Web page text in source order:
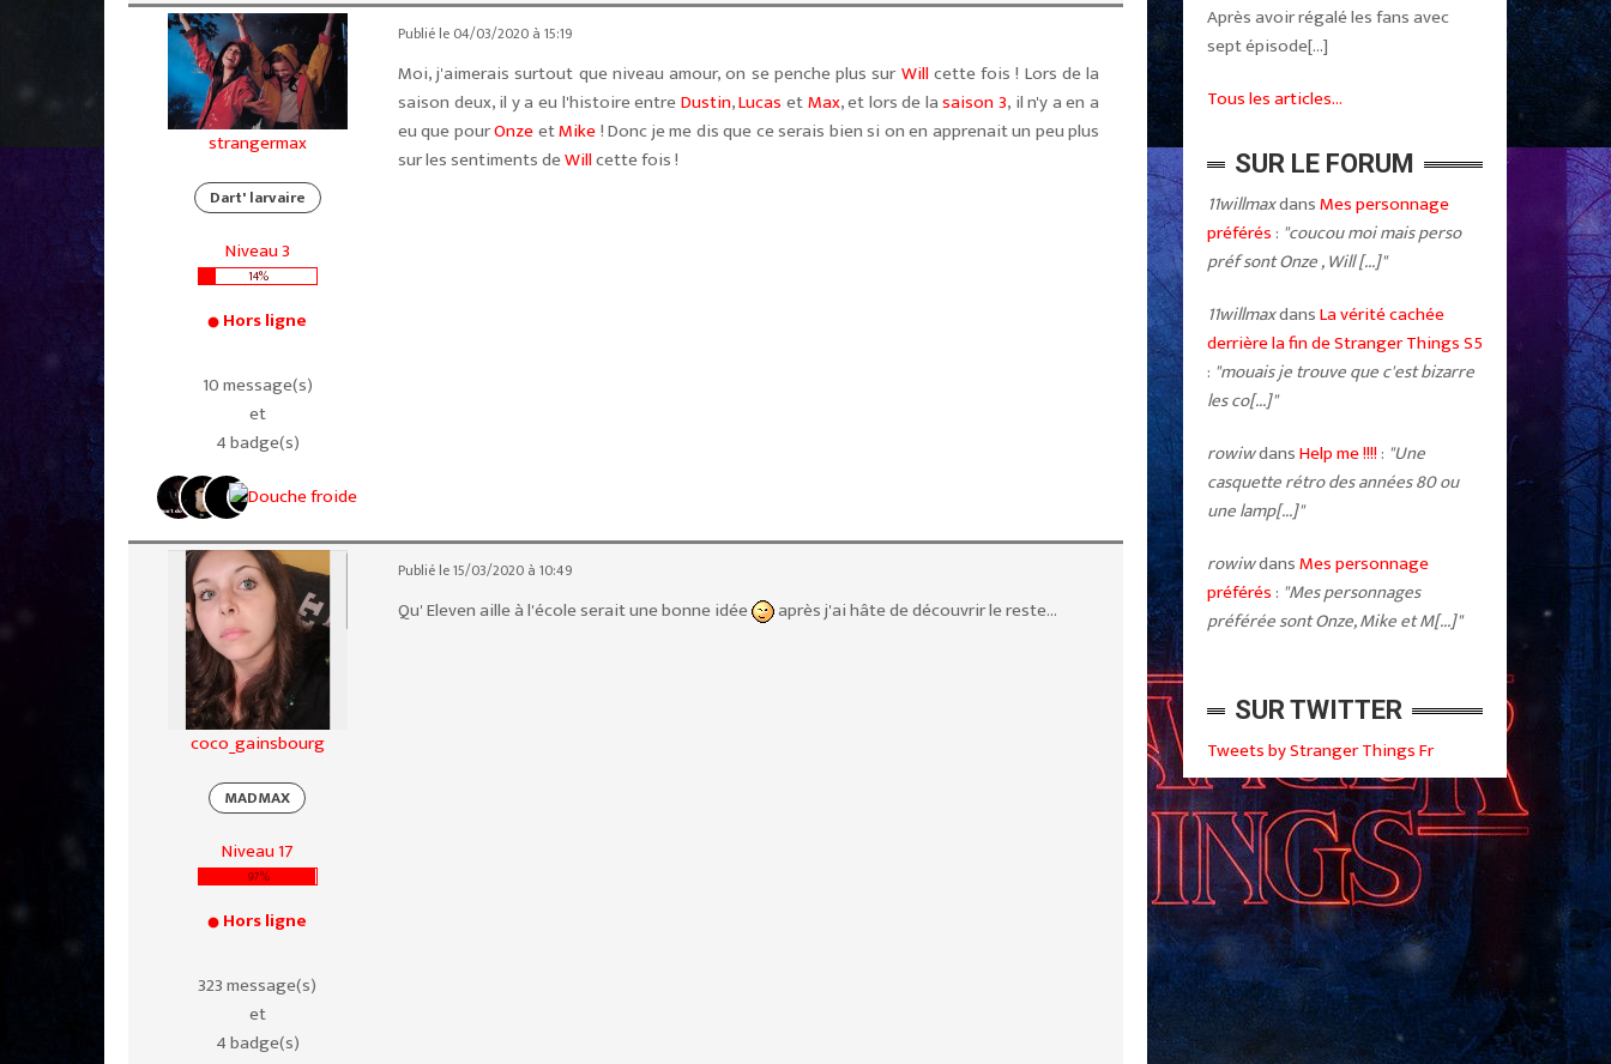
strangermax
Dart' larvaire
Niveau 3
14%
Hors ligne
10 message(s)
et
4 badge(s)
Publié le 04/03/2020 à 15:19
Moi, j'aimerais surtout que niveau amour, on se penche plus surWillcette fois ! Lors de la
saison deux, il y a eu l'histoire entreDustin,Lucas etMax, et lors de lasaison 3, il n'y a en a
eu que pourOnzeetMike! Donc je me dis que ce serais bien si on en apprenait un peu plus
sur les sentiments deWillcette fois !
coco_gainsbourg
MADMAX
Niveau 17
97%
Hors ligne
323 message(s)
et
4 badge(s)
Publié le 15/03/2020 à 10:49
Qu' Eleven aille à l'école serait une bonne idée après j'ai hâte de découvrir le reste...
Après avoir régalé les fans avec
sept épisode[...]
Tous les articles...
SUR LE FORUM
11willmaxdansMes personnage
préférés : "coucou moi mais perso
préf sont Onze , Will [...]"
11willmaxdansLa vérité cachée
derrière la fin de Stranger Things S5
: "mouais je trouve que c'est bizarre
les co[...]"
rowiwdansHelp me !!!!: "Une
casquette rétro des années 80 ou
une lamp[...]"
rowiwdansMes personnage
préférés : "Mes personnages
préférée sont Onze, Mike et M[...]"
SUR TWITTER
Tweets by Stranger Things Fr